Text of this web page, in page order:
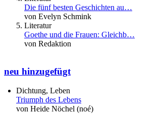
Die fünf besten Geschichten au…
von Evelyn Schmink
Literatur
Goethe und die Frauen: Gleichb…
von Redaktion
neu hinzugefügt
Dichtung, Leben
Triumph des Lebens
von Heide Nöchel (noé)